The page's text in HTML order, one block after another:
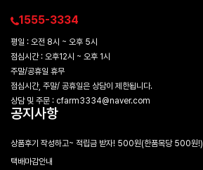
1555-3334
평일 : 오전 8시 ~ 오후 5시
점심시간 : 오후12시 ~ 오후 1시
주말/공휴일 휴무
점심시간, 주말/ 공휴일은 상담이 제한됩니다.
상담 및 주문 : cfarm3334@naver.com
공지사항
상품후기 작성하고~ 적립금 받자! 500원(한품목당 500원!)
택배마감안내